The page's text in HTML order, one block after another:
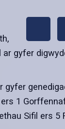
this
page
gyfer
gyfer
1
Sifil ers 5